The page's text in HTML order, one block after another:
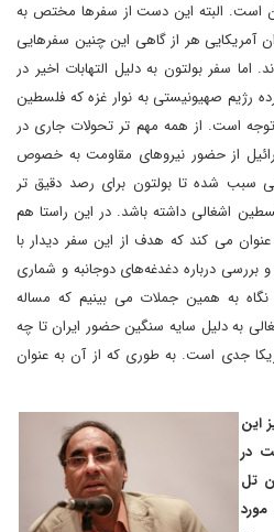
است. البته این دست از سفرها مختص به
هر از گاهی این چنین سفرهایی
اما سفر بولتون به دلیل التهابات اخیر در
رژیم صهیونیستی به نوار غزه که فلسطین
توجه است. از همه مهم تر تحولات جاری در
از حضور نیروهای مقاومت به خصوص
سبب شده تا بولتون برای رصد دقیق تر
اشغالی داشته باشد. در این راستا هم
می کند که هدف از این سفر دیدار با
درباره دغدغه‌های دوجانبه و شماری
به همین جملات می بینیم که مساله
به دلیل سایه سنگین حضور ایران تا چه
جدی است. به طوری که از آن به عنوان
این
در
تل